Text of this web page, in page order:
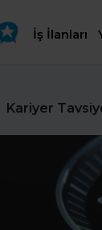
İş İlanları
Kariyer